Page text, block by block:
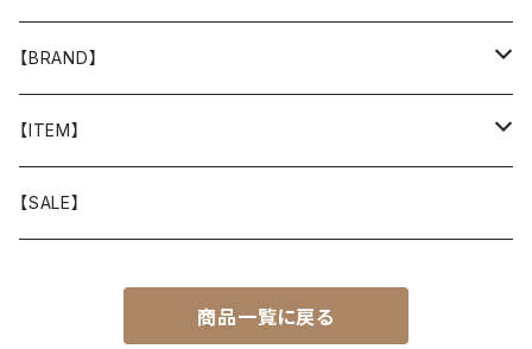
【BRAND】
山と道
T-SHIRT
迷迭香
【ITEM】
WEAR
【SALE】
商品一覧に戻る